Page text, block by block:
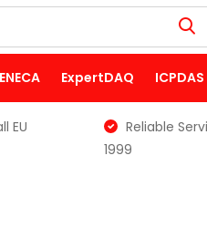
ExpertDAQ ICPDAS
EU
Reliable
1999